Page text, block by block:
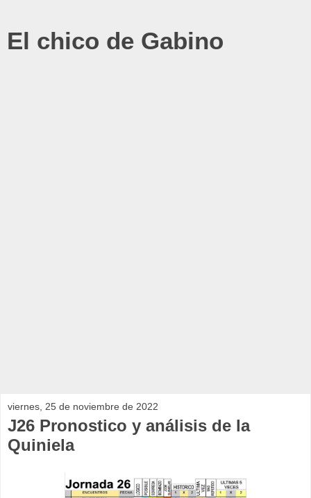
El chico de Gabino
viernes, 25 de noviembre de 2022
J26 Pronostico y análisis de la
Quiniela